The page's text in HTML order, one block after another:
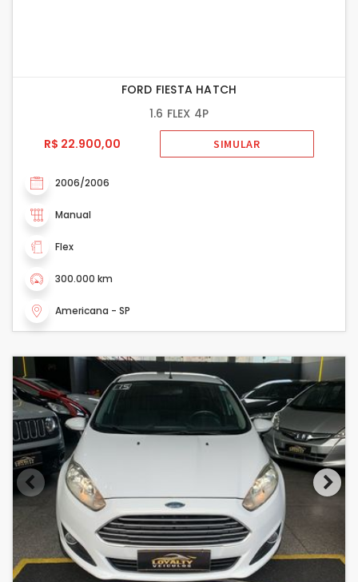
FORD FIESTA HATCH
1.6 FLEX 4P
R$ 22.900,00
SIMULAR
2006/2006
Manual
Flex
300.000 km
Americana - SP